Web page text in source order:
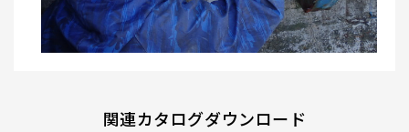
関連カタログダウンロード